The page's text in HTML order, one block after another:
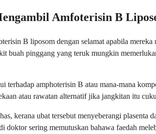
Amfoterisin B
B liposom dengan selamat apabila
buah pinggang yang teruk mungkin
terhadap amphoterisin B atau mana-mana
atau rawatan alternatif jika jangkitan itu
kerana ubat tersebut menyeberangi
doktor sering memutuskan bahawa faedah